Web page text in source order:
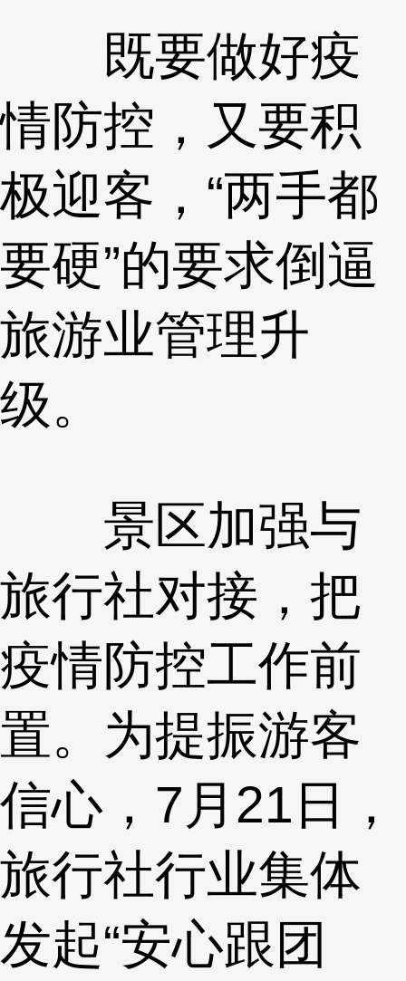
既要做好疫
情防控，又要积
极迎客，“两手都
要硬”的要求倒逼
旅游业管理升
级。
景区加强与
旅行社对接，把
疫情防控工作前
置。为提振游客
信心，7月21日，
旅行社行业集体
发起“安心跟团